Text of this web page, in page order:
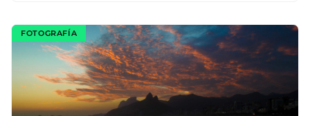
FOTOGRAFÍA